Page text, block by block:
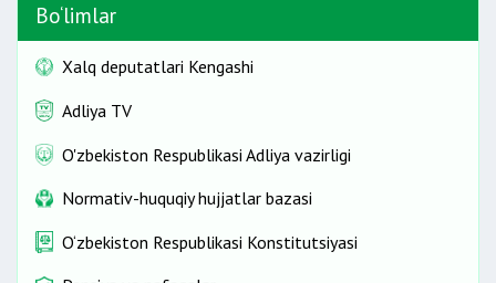
Bo‘limlar
Xalq deputatlari Kengashi
Adliya TV
O'zbekiston Respublikasi Adliya vazirligi
Normativ-huquqiy hujjatlar bazasi
O‘zbekiston Respublikasi Konstitutsiyasi